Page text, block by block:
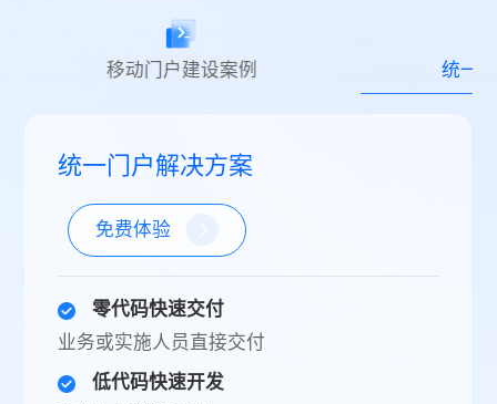
移动门户建设案例 统一
统一门户解决方案
免费体验
零代码快速交付
业务或实施人员直接交付
低代码快速开发